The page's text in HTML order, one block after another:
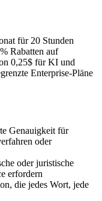
für 20 Stunden
Rabatten auf
0,25$ für KI und
Enterprise-Pläne
Genauigkeit für
oder
oder juristische
erfordern
die jedes Wort, jede